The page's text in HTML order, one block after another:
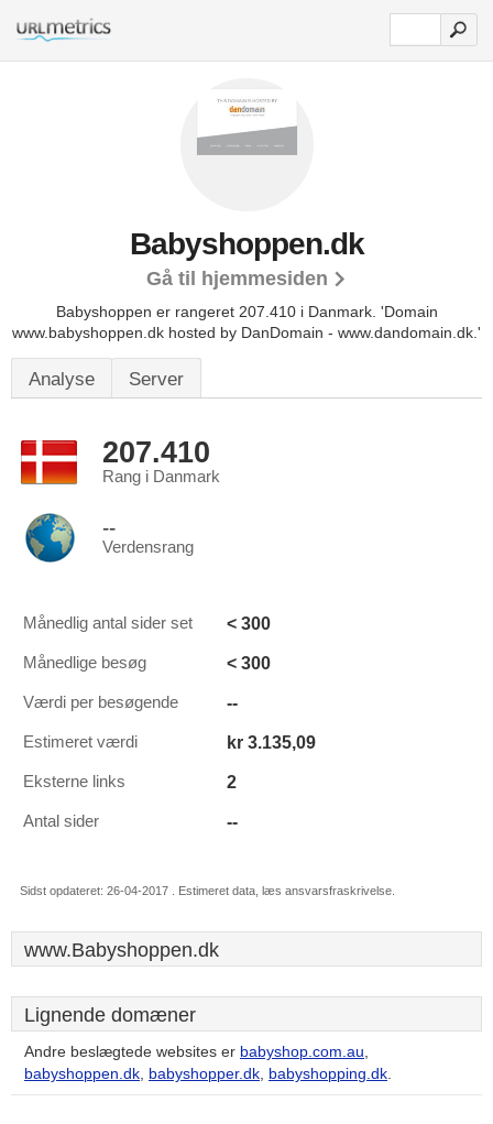
Babyshoppen.dk
Gå til hjemmesiden
Babyshoppen er rangeret 207.410 i Danmark. 'Domain
www.babyshoppen.dk hosted by DanDomain - www.dandomain.dk.'
Analyse Server
207.410
Rang i Danmark
--
Verdensrang
Månedlig antal sider set < 300
Månedlige besøg < 300
Værdi per besøgende --
Estimeret værdi kr 3.135,09
Eksterne links 2
Antal sider --
Sidst opdateret: 26-04-2017 . Estimeret data, læs ansvarsfraskrivelse.
www.Babyshoppen.dk
Lignende domæner
Andre beslægtede websites er babyshop.com.au,
babyshoppen.dk, babyshopper.dk, babyshopping.dk.